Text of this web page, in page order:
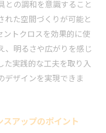
リフォーム実例の実
で見るコスト削減ポ
で学ぶ費用対効果の
択方法を実例から探
との調和を意識すること
れた空間づくりが可能と
ントクロスを効果的に使
、明るさや広がりを感じ
た実践的な工夫を取り入
デザインを実現できま
アップのポイント